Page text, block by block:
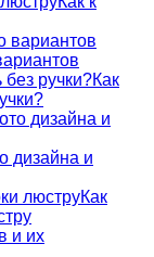
Как
дизайна и
Как